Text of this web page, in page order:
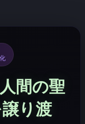
間の聖
り渡